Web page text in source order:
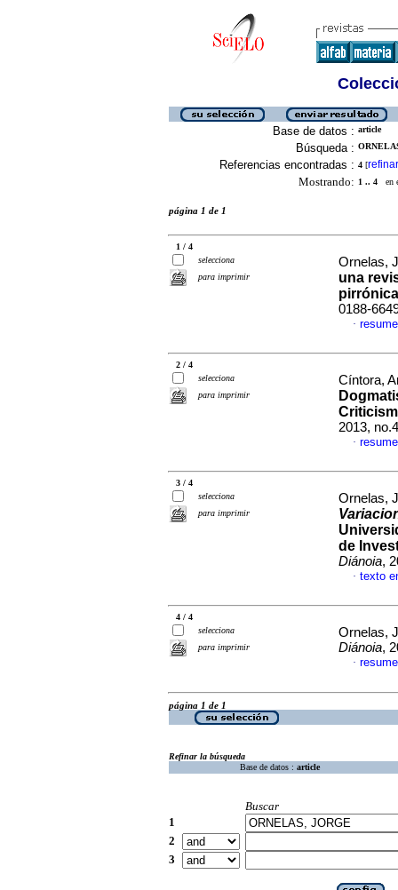
Base de datos : article
Búsqueda :
Referencias encontradas : 4 [refinar
Mostrando: 1 .. 4 en
página 1 de 1
1 / 4
selecciona
para imprimir
Ornelas,
una
pirrónica
0188-
·
2 / 4
selecciona
para imprimir
Cíntora,
2013,
·
3 / 4
selecciona
para imprimir
Ornelas,
de
Diánoia,
· texto
4 / 4
selecciona
para imprimir
Ornelas,
Diánoia,
·
página 1 de 1
Refinar la búsqueda
Base de datos : article
Buscar
1
2
3